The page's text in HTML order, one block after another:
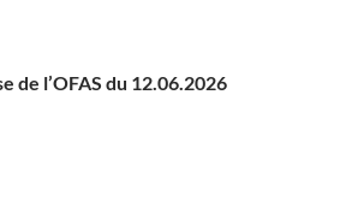
de l’OFAS du 12.06.2026